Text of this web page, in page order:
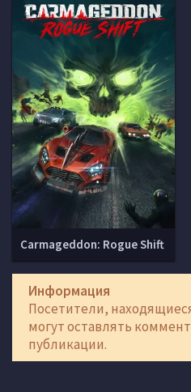
Carmageddon: Rogue Shift
Информация
Посетители,
могут оставлять
публикации.